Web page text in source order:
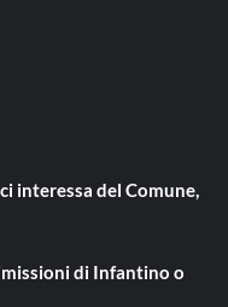
interessa del Comune,
di Infantino o